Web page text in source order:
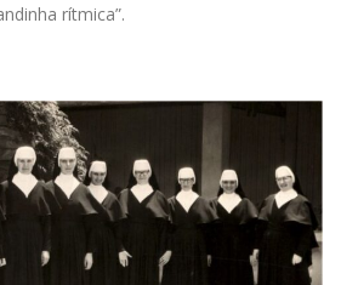
rítmica”.